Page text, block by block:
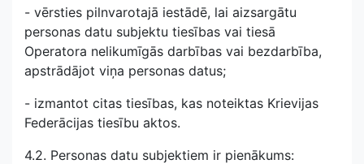
- vērsties pilnvarotajā iestādē, lai aizsargātu
personas datu subjektu tiesības vai tiesā
Operatora nelikumīgās darbības vai bezdarbība,
apstrādājot viņa personas datus;
- izmantot citas tiesības, kas noteiktas Krievijas
Federācijas tiesību aktos.
4.2. Personas datu subjektiem ir pienākums: